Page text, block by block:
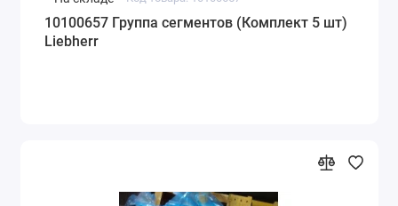
10100657 Группа сегментов (Комплект 5 шт)
Liebherr